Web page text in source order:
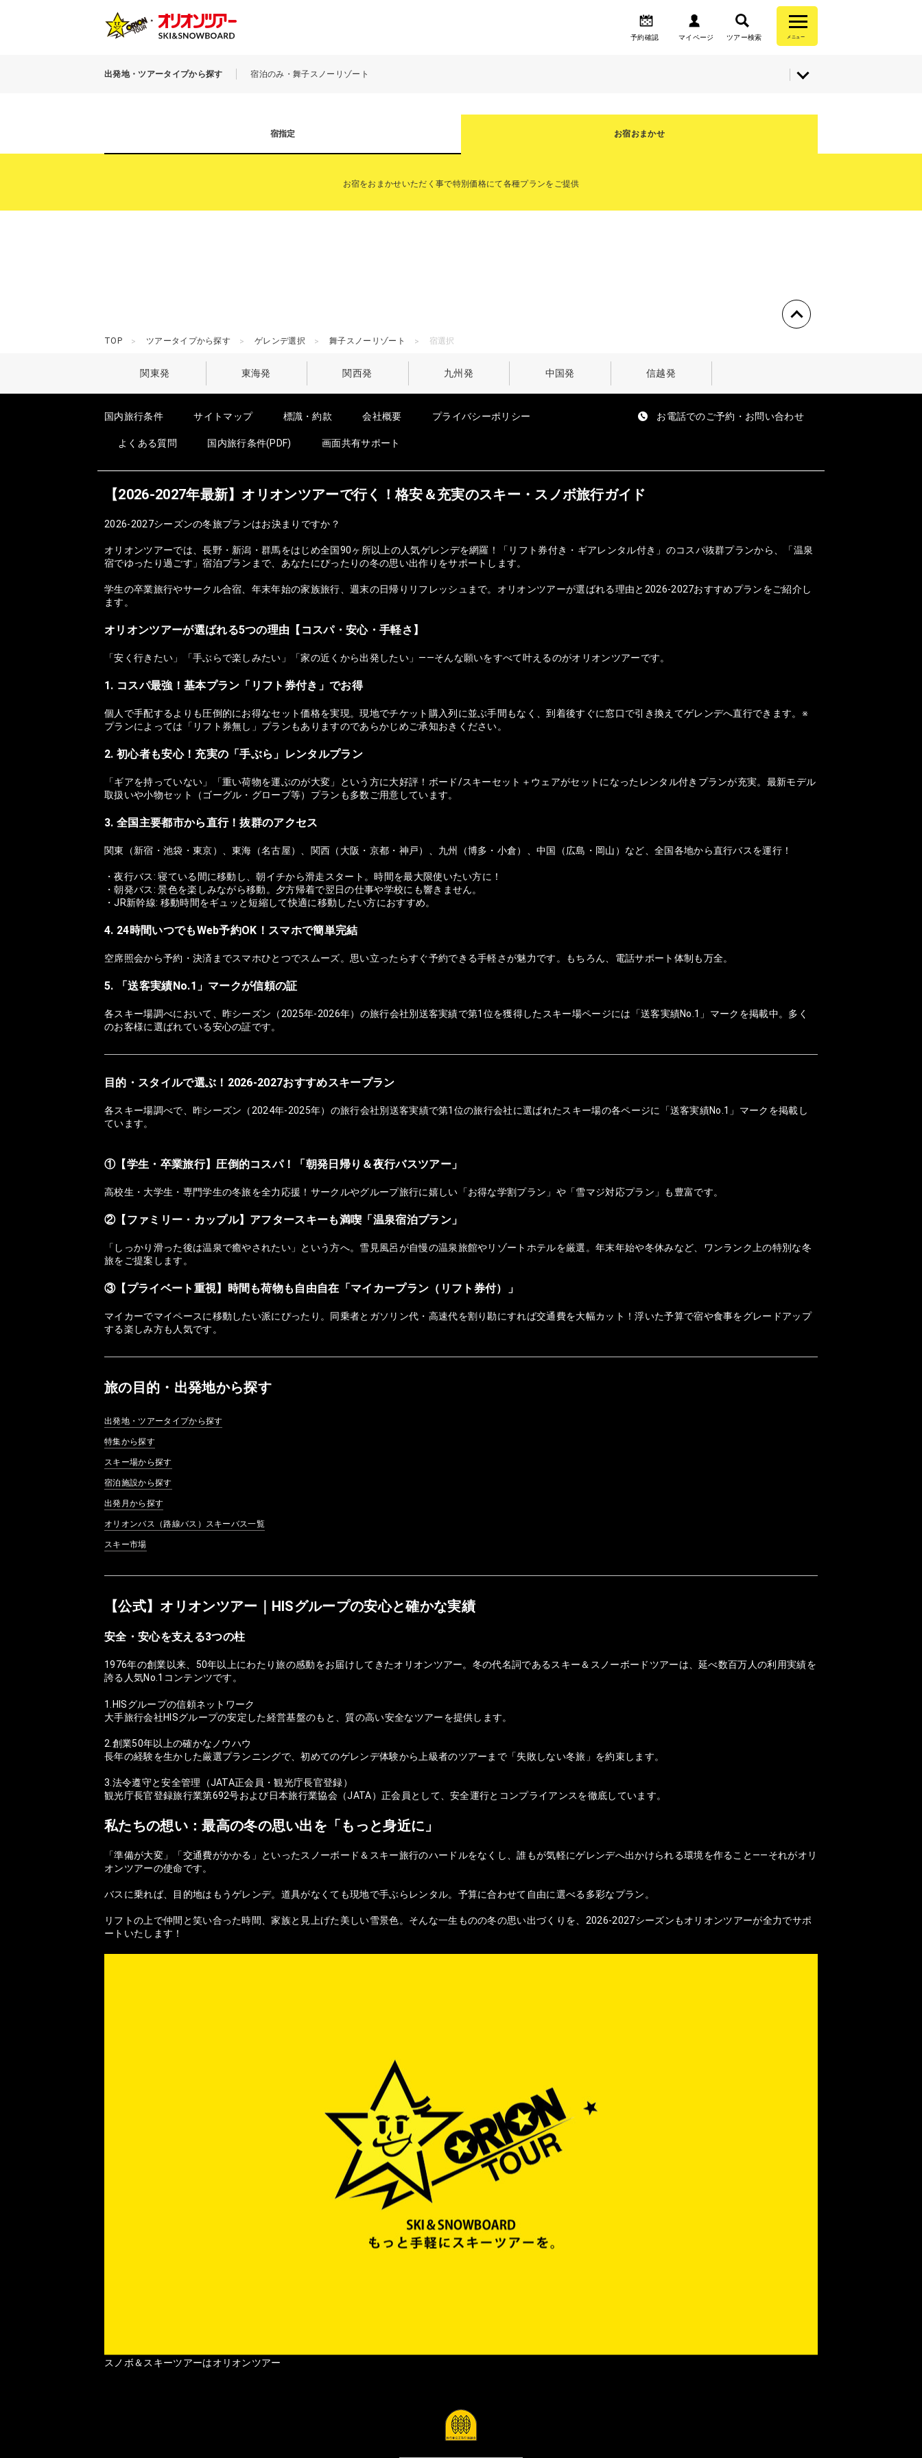
予約確認 マイページ ツアー検索 メニュー
出発地・ツアータイプから探す 宿泊のみ・舞子スノーリゾート
宿指定 お宿おまかせ
お宿をおまかせいただく事で特別価格にて各種プランをご提供
TOP ツアータイプから探す ゲレンデ選択 舞子スノーリゾート 宿選択
関東発 東海発 関西発 九州発 中国発 信越発
お電話でのご予約・お問い合わせ
国内旅行条件 サイトマップ 標識・約款 会社概要 プライバシーポリシー
よくある質問 国内旅行条件(PDF) 画面共有サポート
【2026-2027年最新】オリオンツアーで行く！格安＆充実のスキー・スノボ旅行ガイド
2026-2027シーズンの冬旅プランはお決まりですか？
オリオンツアーでは、長野・新潟・群馬をはじめ全国90ヶ所以上の人気ゲレンデを網羅！「リフト券付き・ギアレンタル付き」のコスパ抜群プランから、「温泉
宿でゆったり過ごす」宿泊プランまで、あなたにぴったりの冬の思い出作りをサポートします。
学生の卒業旅行やサークル合宿、年末年始の家族旅行、週末の日帰りリフレッシュまで。オリオンツアーが選ばれる理由と2026-2027おすすめプランをご紹介し
ます。
オリオンツアーが選ばれる5つの理由【コスパ・安心・手軽さ】
「安く行きたい」「手ぶらで楽しみたい」「家の近くから出発したい」——そんな願いをすべて叶えるのがオリオンツアーです。
1. コスパ最強！基本プラン「リフト券付き」でお得
個人で手配するよりも圧倒的にお得なセット価格を実現。現地でチケット購入列に並ぶ手間もなく、到着後すぐに窓口で引き換えてゲレンデへ直行できます。※
プランによっては「リフト券無し」プランもありますのであらかじめご承知おきください。
2. 初心者も安心！充実の「手ぶら」レンタルプラン
「ギアを持っていない」「重い荷物を運ぶのが大変」という方に大好評！ボード/スキーセット＋ウェアがセットになったレンタル付きプランが充実。最新モデル
取扱いや小物セット（ゴーグル・グローブ等）プランも多数ご用意しています。
3. 全国主要都市から直行！抜群のアクセス
関東（新宿・池袋・東京）、東海（名古屋）、関西（大阪・京都・神戸）、九州（博多・小倉）、中国（広島・岡山）など、全国各地から直行バスを運行！
・夜行バス: 寝ている間に移動し、朝イチから滑走スタート。時間を最大限使いたい方に！
・朝発バス: 景色を楽しみながら移動。夕方帰着で翌日の仕事や学校にも響きません。
・JR新幹線: 移動時間をギュッと短縮して快適に移動したい方におすすめ。
4. 24時間いつでもWeb予約OK！スマホで簡単完結
空席照会から予約・決済までスマホひとつでスムーズ。思い立ったらすぐ予約できる手軽さが魅力です。もちろん、電話サポート体制も万全。
5. 「送客実績No.1」マークが信頼の証
各スキー場調べにおいて、昨シーズン（2025年-2026年）の旅行会社別送客実績で第1位を獲得したスキー場ページには「送客実績No.1」マークを掲載中。多く
のお客様に選ばれている安心の証です。
目的・スタイルで選ぶ！2026-2027おすすめスキープラン
各スキー場調べで、昨シーズン（2024年-2025年）の旅行会社別送客実績で第1位の旅行会社に選ばれたスキー場の各ページに「送客実績No.1」マークを掲載し
ています。
①【学生・卒業旅行】圧倒的コスパ！「朝発日帰り＆夜行バスツアー」
高校生・大学生・専門学生の冬旅を全力応援！サークルやグループ旅行に嬉しい「お得な学割プラン」や「雪マジ対応プラン」も豊富です。
②【ファミリー・カップル】アフタースキーも満喫「温泉宿泊プラン」
「しっかり滑った後は温泉で癒やされたい」という方へ。雪見風呂が自慢の温泉旅館やリゾートホテルを厳選。年末年始や冬休みなど、ワンランク上の特別な冬
旅をご提案します。
③【プライベート重視】時間も荷物も自由自在「マイカープラン（リフト券付）」
マイカーでマイペースに移動したい派にぴったり。同乗者とガソリン代・高速代を割り勘にすれば交通費を大幅カット！浮いた予算で宿や食事をグレードアップ
する楽しみ方も人気です。
旅の目的・出発地から探す
出発地・ツアータイプから探す
特集から探す
スキー場から探す
宿泊施設から探す
出発月から探す
オリオンバス（路線バス）スキーバス一覧
スキー市場
【公式】オリオンツアー｜HISグループの安心と確かな実績
安全・安心を支える3つの柱
1976年の創業以来、50年以上にわたり旅の感動をお届けしてきたオリオンツアー。冬の代名詞であるスキー＆スノーボードツアーは、延べ数百万人の利用実績を
誇る人気No.1コンテンツです。
1.HISグループの信頼ネットワーク
大手旅行会社HISグループの安定した経営基盤のもと、質の高い安全なツアーを提供します。
2.創業50年以上の確かなノウハウ
長年の経験を生かした厳選プランニングで、初めてのゲレンデ体験から上級者のツアーまで「失敗しない冬旅」を約束します。
3.法令遵守と安全管理（JATA正会員・観光庁長官登録）
観光庁長官登録旅行業第692号および日本旅行業協会（JATA）正会員として、安全運行とコンプライアンスを徹底しています。
私たちの想い：最高の冬の思い出を「もっと身近に」
「準備が大変」「交通費がかかる」といったスノーボード＆スキー旅行のハードルをなくし、誰もが気軽にゲレンデへ出かけられる環境を作ること——それがオリ
オンツアーの使命です。
バスに乗れば、目的地はもうゲレンデ。道具がなくても現地で手ぶらレンタル。予算に合わせて自由に選べる多彩なプラン。
リフトの上で仲間と笑い合った時間、家族と見上げた美しい雪景色。そんな一生ものの冬の思い出づくりを、2026-2027シーズンもオリオンツアーが全力でサポ
ートいたします！
スノボ＆スキーツアーはオリオンツアー